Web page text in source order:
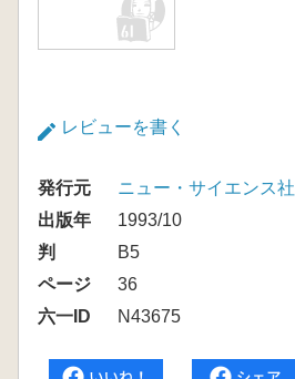
レビューを書く
発行元
ニュー・サイエンス社
出版年
1993/10
判
B5
ページ
36
六一ID
N43675